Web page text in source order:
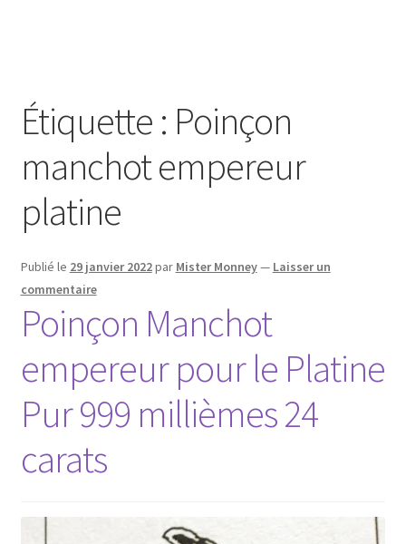
Étiquette : Poinçon
manchot empereur
platine
Publié le 29 janvier 2022par Mister Monney— Laisser un
commentaire
Poinçon Manchot
empereur pour le Platine
Pur 999 millièmes 24
carats